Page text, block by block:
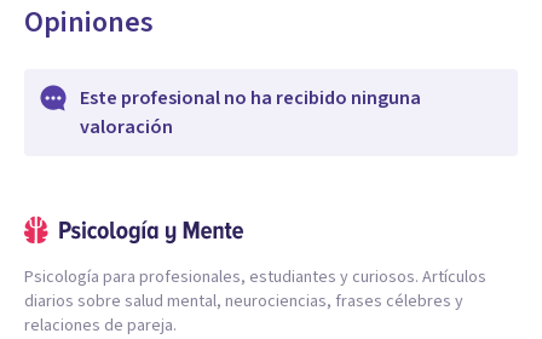
Opiniones
Este profesional no ha recibido ninguna
valoración
Psicología para profesionales, estudiantes y curiosos. Artículos
diarios sobre salud mental, neurociencias, frases célebres y
relaciones de pareja.